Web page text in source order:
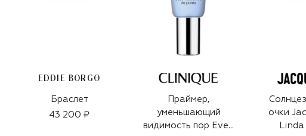
EDDIE BORGO
Браслет
43 200 ₽
Праймер,
уменьшающий
видимость пор Even
очки